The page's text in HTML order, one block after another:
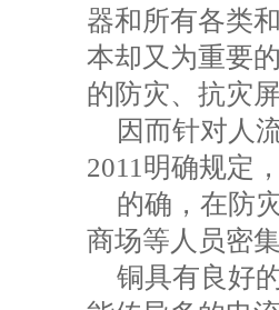
器和所有各类
本却又为重要
的防灾、抗灾
因而针对人
2011 明确规定
的确，在防
商场等人员密
铜具有良好